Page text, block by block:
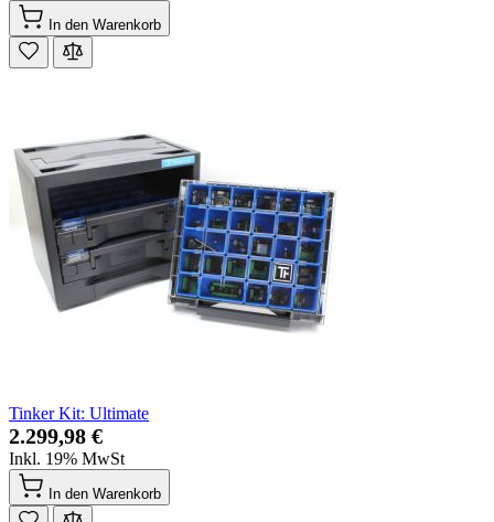
In den Warenkorb
Tinker Kit: Ultimate
2.299,98 €
Inkl. 19% MwSt
In den Warenkorb